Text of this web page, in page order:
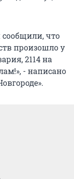
что
произошло у
2114 на
- написано